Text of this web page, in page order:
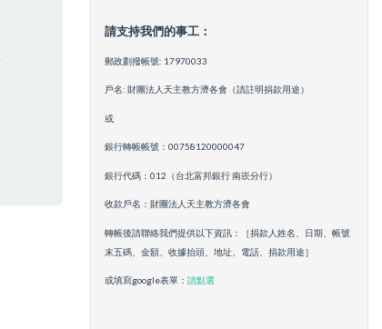
請支持我們的事工：
郵政劃撥帳號: 17970033
戶名: 財團法人天主教方濟各會（請註明捐款用途）
或
銀行轉帳帳號：00758120000047
銀行代碼：012（台北富邦銀行 南崁分行）
收款戶名：財團法人天主教方濟各會
轉帳後請聯絡我們提供以下資訊：［捐款人姓名、日期、帳號
末五碼、金額、收據抬頭、地址、電話、捐款用途］
或填寫google表單： 請點選